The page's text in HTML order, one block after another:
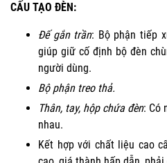
CẤU TẠO ĐÈN:
Đế gắn trần: Bộ phận tiếp
giúp giữ cố định bộ đèn
người dùng.
Bộ phận treo thả.
Thân, tay, hộp chứa đèn: Có
nhau.
Kết hợp với chất liệu cao